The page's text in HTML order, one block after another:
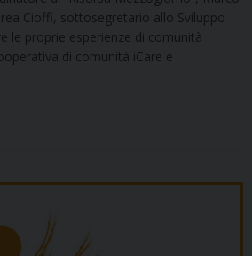
Cioffi, sottosegretario allo Sviluppo
le proprie esperienze di comunità
di comunità iCare e